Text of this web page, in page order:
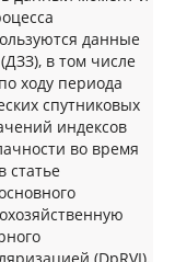
данные
в том числе
ходу периода
спутниковых
индексов
во время
статье
(DpRVI).